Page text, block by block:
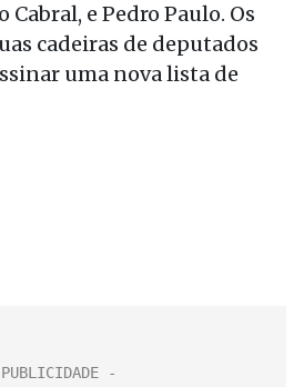
e Pedro Paulo. Os
cadeiras de deputados
uma nova lista de